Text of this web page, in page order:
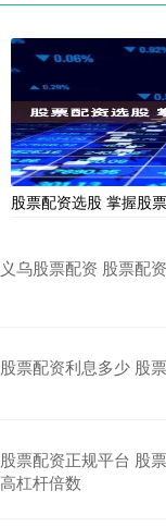
股票配资选股 掌握股
义乌股票配资 股票配
股票配资利息多少 股
股票配资正规平台 股
高杠杆倍数